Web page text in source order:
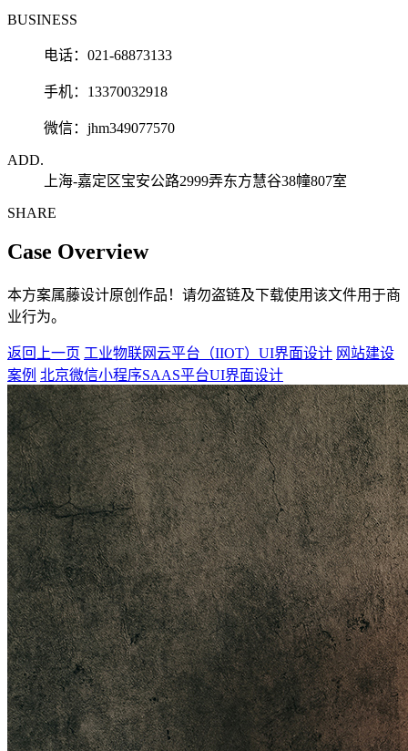
BUSINESS
电话：021-68873133
手机：13370032918
微信：jhm349077570
ADD.
上海-嘉定区宝安公路2999弄东方慧谷38幢807室
SHARE
Case Overview
本方案属藤设计原创作品！请勿盗链及下载使用该文件用于商
业行为。
返回上一页 工业物联网云平台（IIOT）UI界面设计 网站建设
案例 北京微信小程序SAAS平台UI界面设计